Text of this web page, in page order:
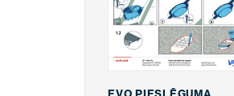
EVO PIESLĒGUMA